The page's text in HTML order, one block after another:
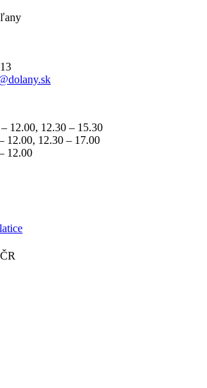
12.00, 12.30 – 15.30
12.30 – 17.00
12.00
obec